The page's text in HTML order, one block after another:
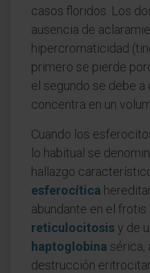
casos floridos. Los
ausencia de
hipercromaticidad
primero se pierde
el segundo se debe a
concentra en un
Cuando los
lo habitual se
hallazgo
esferocítica
abundante en el
reticulocitosisy de
haptoglobina sérica,
destrucción